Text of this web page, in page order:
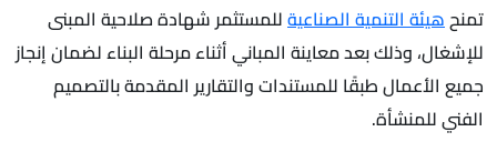
تمنحهيئة التنمية الصناعيةللمستثمر شهادة صلاحية المبنى
للإشغال، وذلك بعد معاينة المباني أثناء مرحلة البناء لضمان إنجاز
جميع الأعمال طبقًا للمستندات والتقارير المقدمة بالتصميم
الفني للمنشأة.